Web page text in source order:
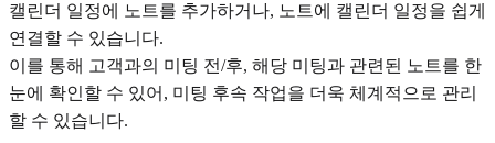
캘린더 일정에 노트를 추가하거나, 노트에 캘린더 일정을 쉽게
연결할 수 있습니다.
이를 통해 고객과의 미팅 전/후, 해당 미팅과 관련된 노트를 한
눈에 확인할 수 있어, 미팅 후속 작업을 더욱 체계적으로 관리
할 수 있습니다.